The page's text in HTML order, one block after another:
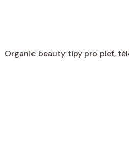
Organic beauty tipy pro pleť,